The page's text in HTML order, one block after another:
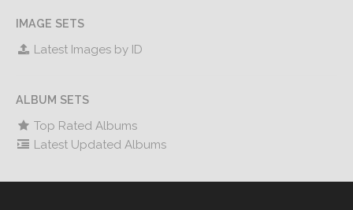
IMAGE SETS
Latest Images by ID
ALBUM SETS
Top Rated Albums
Latest Updated Albums